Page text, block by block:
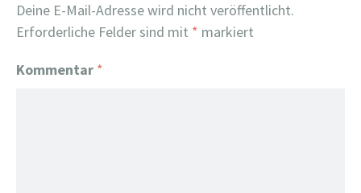
Deine E-Mail-Adresse wird nicht veröffentlicht.
Erforderliche Felder sind mit * markiert
Kommentar *